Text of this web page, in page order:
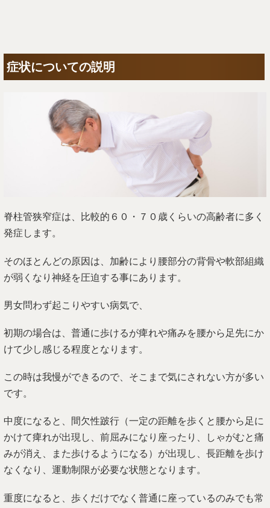
症状についての説明
脊柱管狭窄症は、比較的６０・７０歳くらいの高齢者に多く
発症します。
そのほとんどの原因は、加齢により腰部分の背骨や軟部組織
が弱くなり神経を圧迫する事にあります。
男女問わず起こりやすい病気で、
初期の場合は、普通に歩けるが痺れや痛みを腰から足先にか
けて少し感じる程度となります。
この時は我慢ができるので、そこまで気にされない方が多い
です。
中度になると、間欠性跛行（一定の距離を歩くと腰から足に
かけて痺れが出現し、前屈みになり座ったり、しゃがむと痛
みが消え、また歩けるようになる）が出現し、長距離を歩け
なくなり、運動制限が必要な状態となります。
重度になると、歩くだけでなく普通に座っているのみでも常